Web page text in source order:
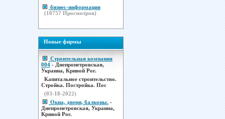
бизнес-информация
(10757 Просмотров)
Новые фирмы
Строительная компания
004 - Днепропетровская,
Украина, Кривой Рог.
Капитальное строительство.
Стройка. Постройка. Пос
(03-18-2022)
Окна, двери, балконы. -
Днепропетровская, Украина,
Кривой Рог.